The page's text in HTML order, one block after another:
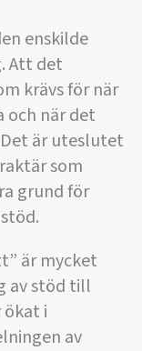
enskilde
Att det
krävs för när
och när det
är uteslutet
som
grund för
är mycket
av stöd till
i
av